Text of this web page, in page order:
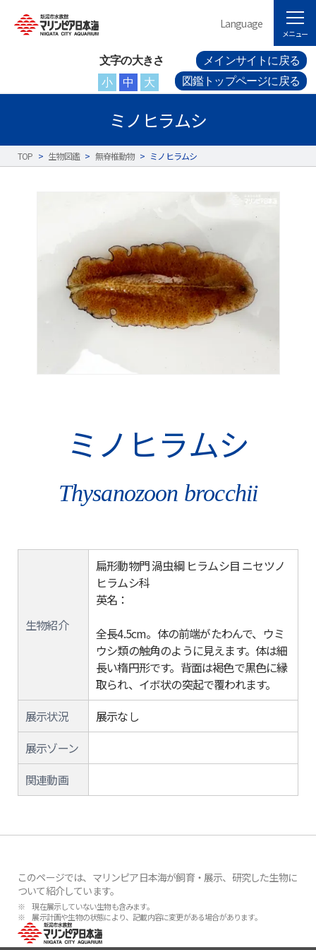
文字の大きさ
小
中 大
メインサイトに戻る
図鑑トップページに戻る
Language
メニュー
ミノヒラムシ
TOP > 生物図鑑 > 無脊椎動物 > ミノヒラムシ
ミノヒラムシ
Thysanozoon brocchii
生物紹介
扁形動物門 渦虫綱 ヒラムシ目 ニセツノ
ヒラムシ科
英名：
全長4.5cm。体の前端がたわんで、ウミ
ウシ類の触角のように見えます。体は細
長い楕円形です。背面は褐色で黒色に縁
取られ、イボ状の突起で覆われます。
展示状況
展示なし
展示ゾーン
関連動画
このページでは、マリンピア日本海が飼育・展示、研究した生物に
ついて紹介しています。
※ 現在展示していない生物も含みます。
※ 展示計画や生物の状態により、記載内容に変更がある場合があります。